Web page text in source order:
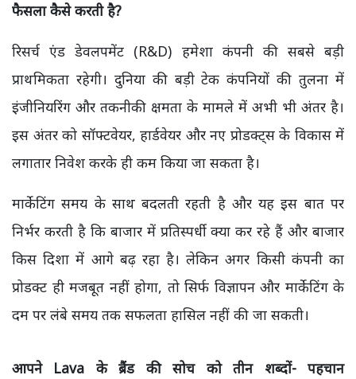
फैसला कैसे करती है?
रिसर्च एंड डेवलपमेंट (R&D) हमेशा कंपनी की सबसे बड़ी
प्राथमिकता रहेगी। दुनिया की बड़ी टेक कंपनियों की तुलना में
इंजीनियरिंग और तकनीकी क्षमता के मामले में अभी भी अंतर है।
इस अंतर को सॉफ्टवेयर, हार्डवेयर और नए प्रोडक्ट्स के विकास में
लगातार निवेश करके ही कम किया जा सकता है।
मार्केटिंग समय के साथ बदलती रहती है और यह इस बात पर
निर्भर करती है कि बाजार में प्रतिस्पर्धी क्या कर रहे हैं और बाजार
किस दिशा में आगे बढ़ रहा है। लेकिन अगर किसी कंपनी का
प्रोडक्ट ही मजबूत नहीं होगा, तो सिर्फ विज्ञापन और मार्केटिंग के
दम पर लंबे समय तक सफलता हासिल नहीं की जा सकती।
आपने Lava के ब्रैंड की सोच को तीन शब्दों- पहचान